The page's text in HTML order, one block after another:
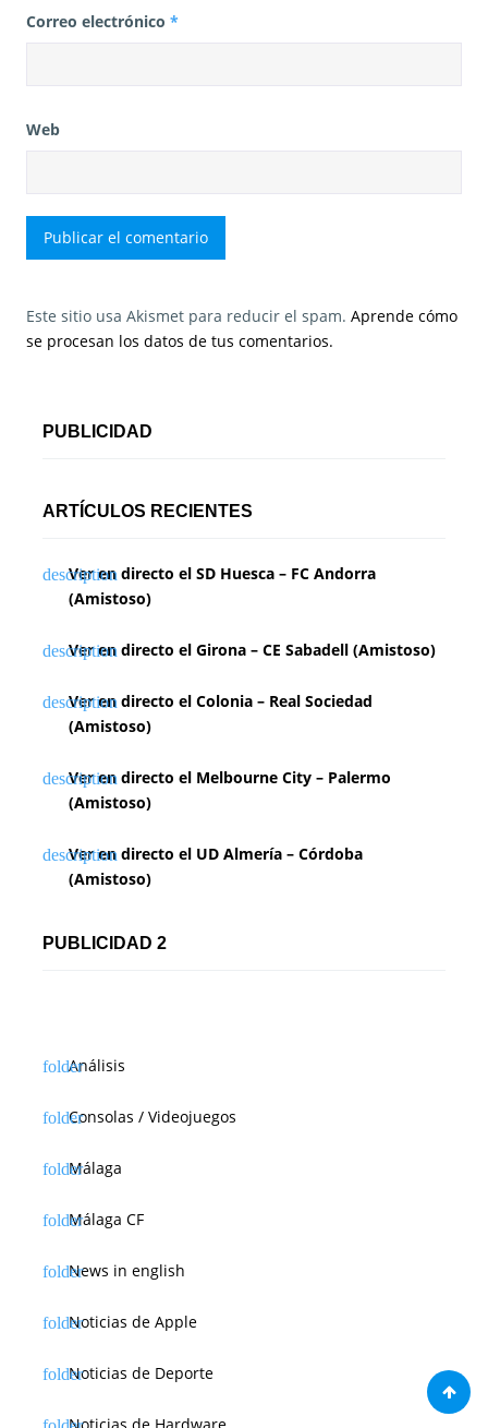
Correo electrónico *
Web
Este sitio usa Akismet para reducir el spam. Aprende cómo
se procesan los datos de tus comentarios.
PUBLICIDAD
ARTÍCULOS RECIENTES
Ver en directo el SD Huesca – FC Andorra
(Amistoso)
Ver en directo el Girona – CE Sabadell (Amistoso)
Ver en directo el Colonia – Real Sociedad
(Amistoso)
Ver en directo el Melbourne City – Palermo
(Amistoso)
Ver en directo el UD Almería – Córdoba
(Amistoso)
PUBLICIDAD 2
Análisis
Consolas / Videojuegos
Málaga
Málaga CF
News in english
Noticias de Apple
Noticias de Deporte
Noticias de Hardware